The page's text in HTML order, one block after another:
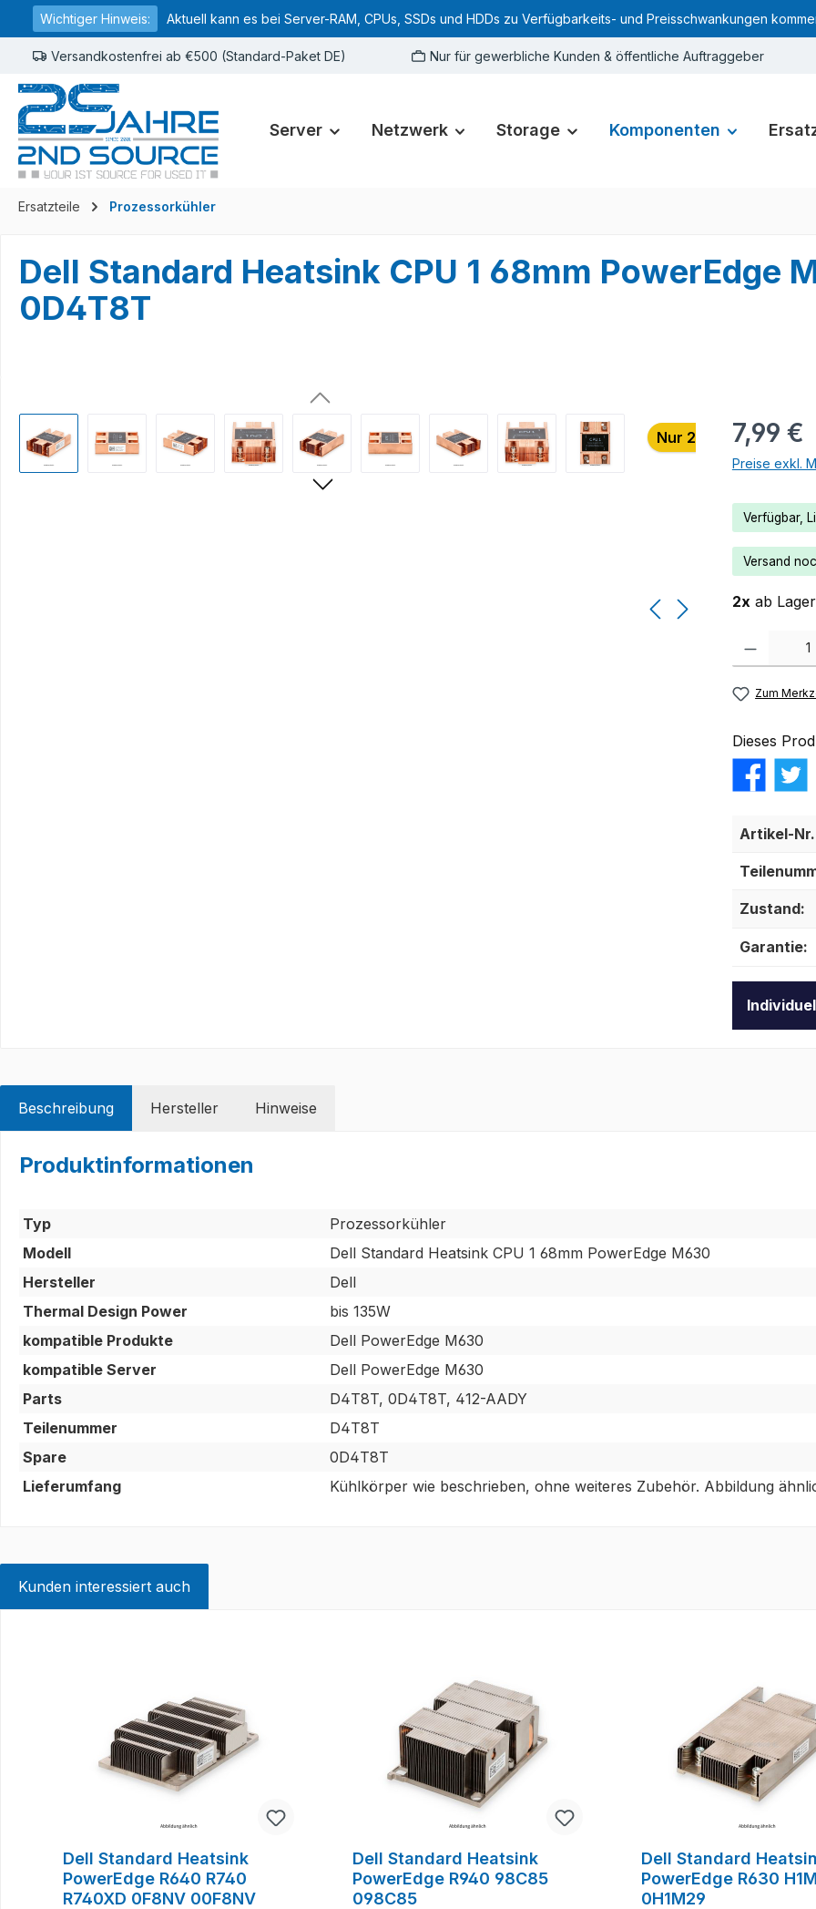
Zur Hauptnavigation springen
Wichtiger Hinweis: Aktuell kann es bei Server-RAM, CPUs, SSDs und HDDs zu Verfügbarkeits- und Preisschwankungen
Versandkostenfrei ab €500 (Standard-Paket DE) Nur für gewerbliche Kunden & öffentliche Auftraggeber
Server Netzwerk Storage Komponenten
Ersatzteile Prozessorkühler
Dell Standard Heatsink CPU 1 68mm PowerEdge
0D4T8T
Nur 2 auf Lager!
7,99 €
Preise exkl.
Verfügbar,
Versand
2x ab
Zum
Dieses
Artikel-
Zustand:
Garantie:
Beschreibung Hersteller Hinweise
Produktinformationen
Typ
Prozessorkühler
Modell
Dell Standard Heatsink CPU 1 68mm PowerEdge M630
Hersteller
Dell
Thermal Design Power
bis 135W
kompatible Produkte
Dell PowerEdge M630
kompatible Server
Dell PowerEdge M630
Parts
D4T8T, 0D4T8T, 412-AADY
Teilenummer
D4T8T
Spare
0D4T8T
Lieferumfang
Kühlkörper wie beschrieben, ohne weiteres Zubehör. Abbildung
Kunden interessiert auch
Dell Standard Heatsink
PowerEdge R640 R740
R740XD 0F8NV 00F8NV
Dell Standard Heatsink
PowerEdge R940 98C85
098C85
Dell Standard
PowerEdge R630
0H1M29